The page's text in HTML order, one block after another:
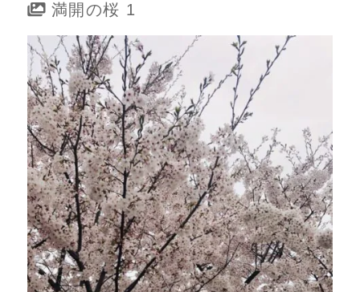
満開の桜 1